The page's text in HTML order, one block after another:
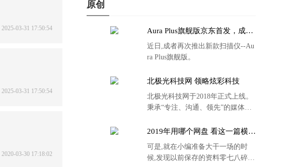
2025-03-31 17:50:54
2025-03-31 17:50:54
2020-03-30 17:18:02
原创
Aura Plus旗舰版京东首发，成者
近日,成者再次推出新款扫描仪--Au
ra Plus旗舰版。
北极光科技网 领略炫彩科技
北极光科技网于2018年正式上线。
秉承“专注、沟通、领先”的媒体理
2019年用哪个网盘 看这一篇横评
可是,就在小编准备大干一场的时
候,发现以前保存的资料零七八碎,